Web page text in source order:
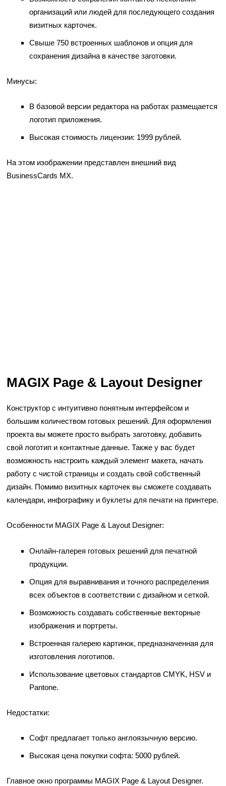
организаций или людей для последующего создания
визитных карточек.
Свыше 750 встроенных шаблонов и опция для
сохранения дизайна в качестве заготовки.
Минусы:
В базовой версии редактора на работах размещается
логотип приложения.
Высокая стоимость лицензии: 1999 рублей.
На этом изображении представлен внешний вид
BusinessCards MX.
MAGIX Page & Layout Designer
Конструктор с интуитивно понятным интерфейсом и
большим количеством готовых решений. Для оформления
проекта вы можете просто выбрать заготовку, добавить
свой логотип и контактные данные. Также у вас будет
возможность настроить каждый элемент макета, начать
работу с чистой страницы и создать свой собственный
дизайн. Помимо визитных карточек вы сможете создавать
календари, инфографику и буклеты для печати на принтере.
Особенности MAGIX Page & Layout Designer:
Онлайн-галерея готовых решений для печатной
продукции.
Опция для выравнивания и точного распределения
всех объектов в соответствии с дизайном и сеткой.
Возможность создавать собственные векторные
изображения и портреты.
Встроенная галерею картинок, предназначенная для
изготовления логотипов.
Использование цветовых стандартов CMYK, HSV и
Pantone.
Недостатки:
Софт предлагает только англоязычную версию.
Высокая цена покупки софта: 5000 рублей.
Главное окно программы MAGIX Page & Layout Designer.